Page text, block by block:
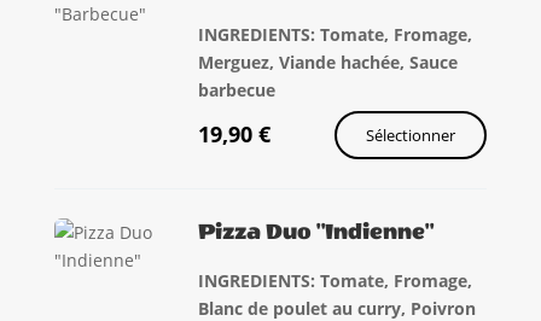
INGREDIENTS: Tomate, Fromage,
Merguez, Viande hachée, Sauce
barbecue
19,90 € Sélectionner
Pizza Duo "Indienne"
INGREDIENTS: Tomate, Fromage,
Blanc de poulet au curry, Poivron